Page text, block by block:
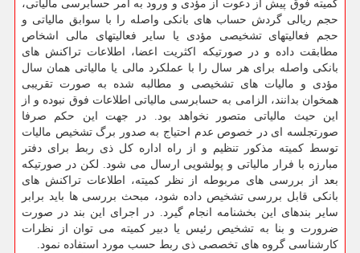
كمیته فوق پیش از دعوت از مؤدی و ورود به امر حسابرسی مالیاتی،
حجم ریالی گردش حساب های بانكی واصله را با سوابق مالیاتی و
حجم فعالیتهای تشخیصی مؤدی یا سایر فعالیتهای مالی اشخاص
مطابقت داده و در صورتیكه اكثریت اعضا، اطلاعات تراكنش های
بانكی واصله برای هر سال را با عملكرد مالی یا مالیاتی همان سال
مؤدی و مالیات های تشخیصی و مطالبه شده به صورت تقریبی
همخوان بدانند، الزامی به حسابرسی مالیاتی اطلاعات فوق نبوده و از
این حیث مالیاتی متصور نخواهد بود. در جهت این حكم صرفا
صورتجلسه ای در خصوص عدم احتیاج به صدور برگ تشخیص مالیات
توسط كمیته مذكور تنظیم و از راه اداره كل ذی ربط برای دفتر
مبارزه با فرار مالیاتی و پولشویی ارسال می شود. لكن در صورتیكه
بعد از بررسی های مربوطه از نظر كمیته، اطلاعات تراكنش های
بانكی قابل بررسی تشخیص داده شود، مبحث بررسی ها باید برابر
سایر بندهای این بخشنامه انجام گیرد. در اجرای این بند در صورت
ضرورت و بنا به تشخیص رئیس یا دبیر كمیته می توان از نظرات
كارشناسی گروه های تخصصی ذی ربط حسب مورد استفاده نمود.